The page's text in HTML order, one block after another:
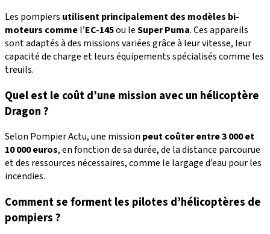
Les pompiers utilisent principalement des modèles bi-
moteurs commel’EC-145ou leSuper Puma. Ces appareils
sont adaptés à des missions variées grâce à leur vitesse, leur
capacité de charge et leurs équipements spécialisés comme les
treuils.
Quel est le coût d’une mission avec un hélicoptère
Dragon ?
Selon Pompier Actu, une mission peut coûter entre 3 000 et
10 000 euros, en fonction de sa durée, de la distance parcourue
et des ressources nécessaires, comme le largage d’eau pour les
incendies.
Comment se forment les pilotes d’hélicoptères de
pompiers ?